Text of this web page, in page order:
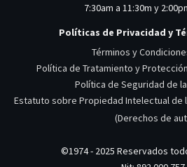
7:30am a 11:30m y
Políticas de Privacidad y
Términos y
Política de Tratamiento y
Política de Seguridad de
Estatuto sobre Propiedad Intelectual de
(Derechos de
©1974 - 2025 Reservados